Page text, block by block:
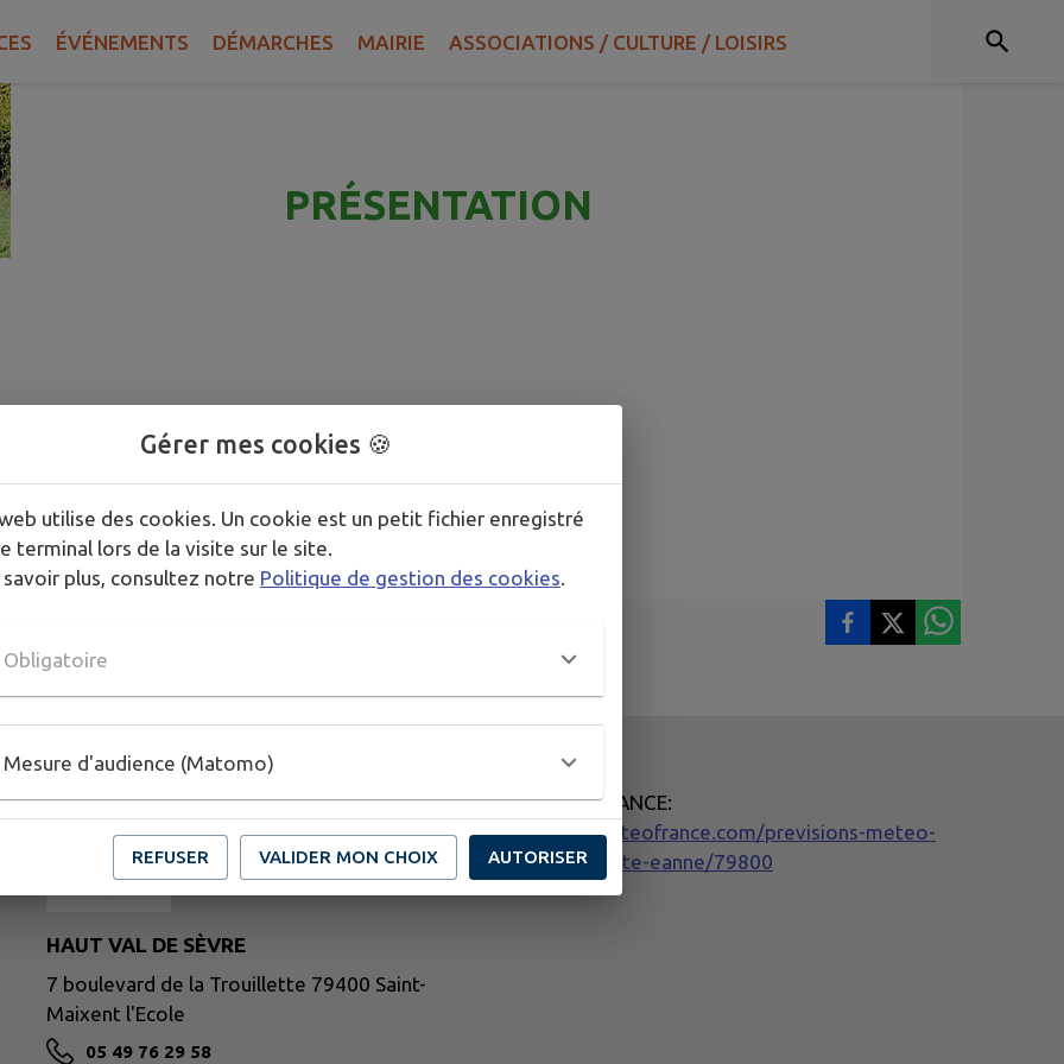
ÉVÉNEMENTS DÉMARCHES MAIRIE ASSOCIATIONS / CULTURE / LOISIRS
PRÉSENTATION
HAUT VAL DE SÈVRE
7 boulevard de la Trouillette 79400 Saint-
Maixent l'Ecole
05 49 76 29 58
METEO FRANCE:
https://meteofrance.com/previsions-meteo-
france/sainte-eanne/79800
Gérer mes cookies 🍪
utilise des cookies. Un cookie est un petit fichier enregistré
terminal lors de la visite sur le site.
savoir plus, consultez notre Politique de gestion des cookies.
Obligatoire
Mesure d'audience (Matomo)
REFUSER VALIDER MON CHOIX AUTORISER